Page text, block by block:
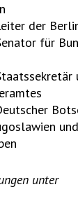
der
für
unter